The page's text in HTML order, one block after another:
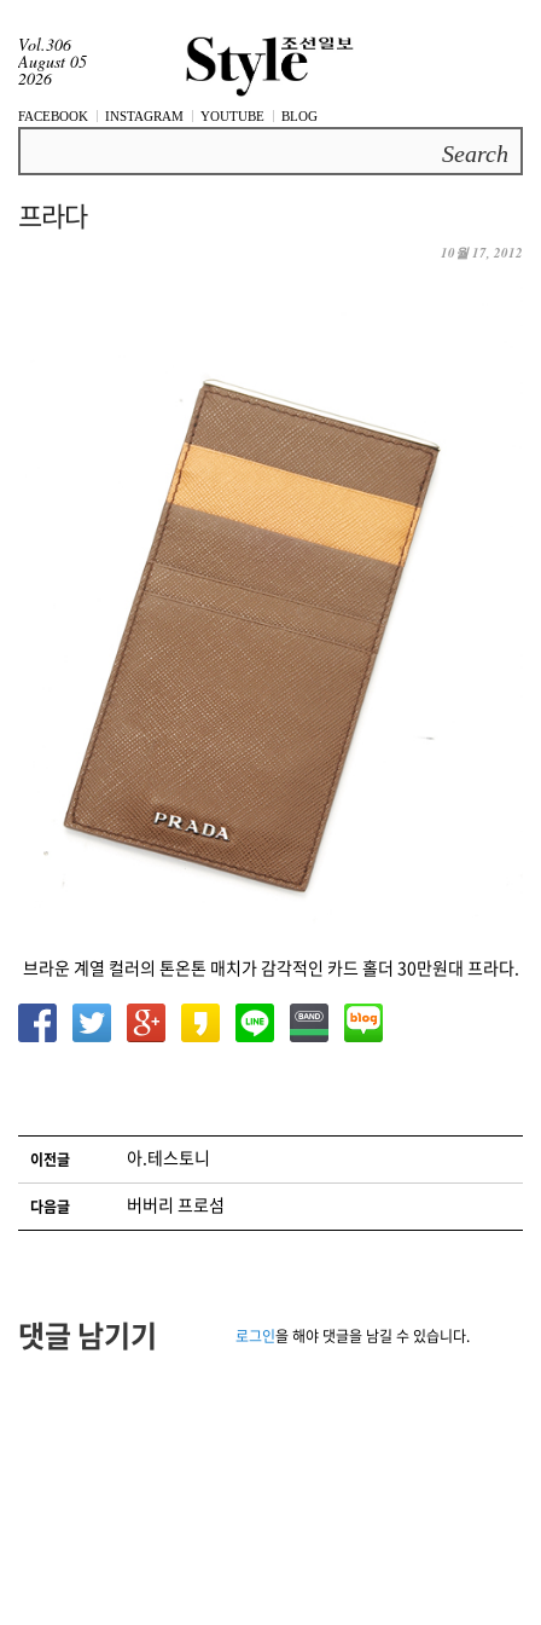
Vol.306
August 05
2026
FACEBOOK INSTAGRAM YOUTUBE BLOG
프라다
10월 17, 2012
브라운 계열 컬러의 톤온톤 매치가 감각적인 카드 홀더 30만원대 프라다.
글 네비게이션
이전글 아.테스토니
다음글 버버리 프로섬
댓글 남기기 로그인을 해야 댓글을 남길 수 있습니다.